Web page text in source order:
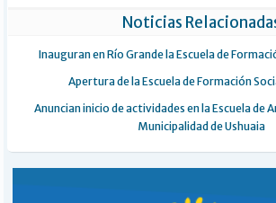
Noticias
Inauguran en Río Grande la Escuela de
Apertura de la Escuela de Formación
Anuncian inicio de actividades en la Escuela de
Municipalidad de Ushuaia